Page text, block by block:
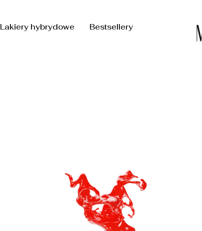
Lakiery hybrydowe
Bestsellery